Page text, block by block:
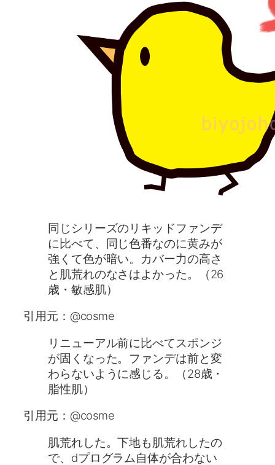
同じシリーズのリキッドファンデ
に比べて、同じ色番なのに黄みが
強くて色が暗い。カバー力の高さ
と肌荒れのなさはよかった。（26
歳・敏感肌）
引用元：@cosme
リニューアル前に比べてスポンジ
が固くなった。ファンデは前と変
わらないように感じる。（28歳・
脂性肌）
引用元：@cosme
肌荒れした。下地も肌荒れしたの
で、dプログラム自体が合わない